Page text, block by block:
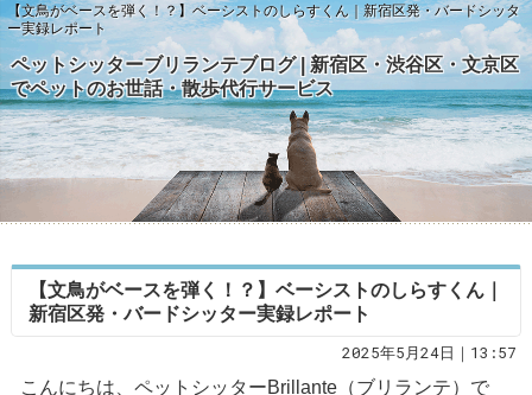
【文鳥がベースを弾く！？】ベーシストのしらすくん｜新宿区発・バードシッタ
ー実録レポート
ペットシッターブリランテブログ | 新宿区・渋谷区・文京区
でペットのお世話・散歩代行サービス
【文鳥がベースを弾く！？】ベーシストのしらすくん｜
新宿区発・バードシッター実録レポート
2025年5月24日｜13:57
こんにちは、ペットシッターBrillante（ブリランテ）で